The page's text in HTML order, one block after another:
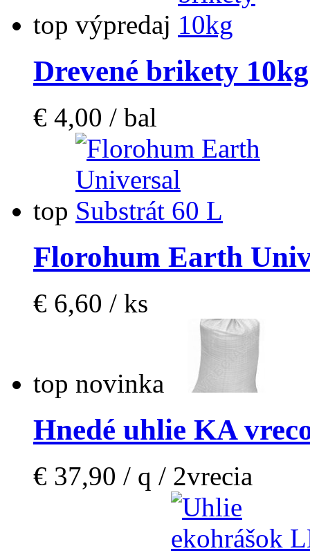
top výpredaj
Drevené brikety 10kg
€ 4,00 / bal
top
Florohum Earth
€ 6,60 / ks
top novinka
Hnedé uhlie KA
€ 37,90 / q / 2vrecia